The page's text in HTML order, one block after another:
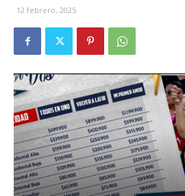
12 febrero, 2025